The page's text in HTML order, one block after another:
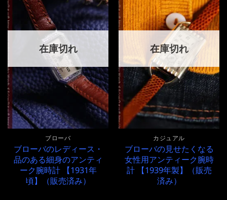
在庫切れ
ブローバ
ブローバのレディース・
品のある細身のアンティ
ーク腕時計 【1931年
頃】（販売済み）
在庫切れ
カジュアル
ブローバの見せたくなる
女性用アンティーク腕時
計 【1939年製】（販売
済み）